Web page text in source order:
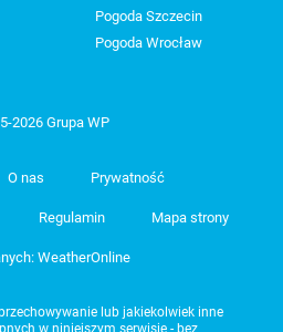
Pogoda Szczecin
Pogoda Wrocław
2026 Grupa WP
O nas Prywatność
Regulamin Mapa strony
WeatherOnline
lub jakiekolwiek inne
w niniejszym serwisie - bez